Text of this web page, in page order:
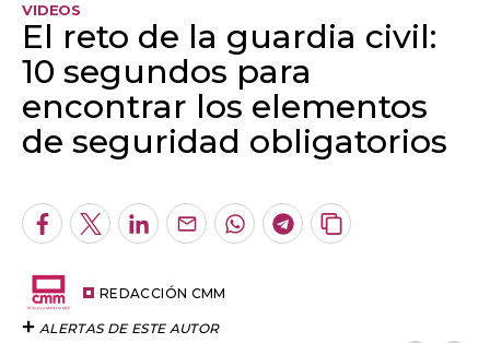
VIDEOS
El reto de la guardia civil:
10 segundos para
encontrar los elementos
de seguridad obligatorios
Algo salió mal.
An error occurred, please try again later.
Facebook
TwitterLinkedInEnviarWhatsapp
Telegram
Copiar
REDACCIÓN CMM
ALERTAS DE ESTE AUTOR